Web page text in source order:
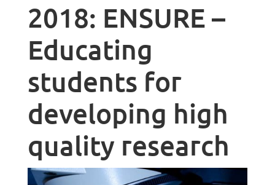
2018: ENSURE –
Educating
students for
developing high
quality research